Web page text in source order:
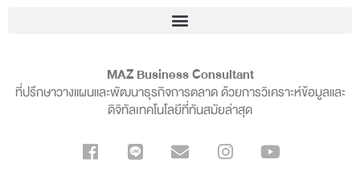
MAZ Business Consultant
ที่ปรึกษาวางแผนและพัฒนาธุรกิจการตลาด ด้วยการวิเคราะห์ข้อมูลและ
ดิจิทัลเทคโนโลยีที่ทันสมัยล่าสุด